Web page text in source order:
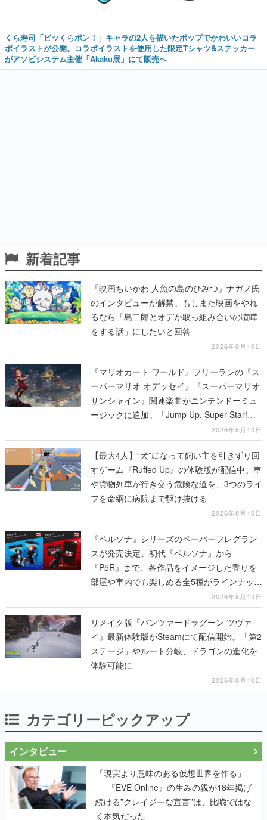
くら寿司「ビッくらポン！」キャラの2人を描いたポップでかわいいコラ
ボイラストが公開。コラボイラストを使用した限定Tシャツ&ステッカー
がアソビシステム主催「Akaku展」にて販売へ
新着記事
『映画ちいかわ 人魚の島のひみつ』ナガノ氏
のインタビューが解禁。もしまた映画をやれ
るなら「島二郎とオデが取っ組み合いの喧嘩
をする話」にしたいと回答
2026年8月10日
『マリオカート ワールド』フリーランの『ス
ーパーマリオ オデッセイ』『スーパーマリオ
サンシャイン』関連楽曲がニンテンドーミュ
ージックに追加。「Jump Up, Super Star!」
「ドルピックタウン」など計14曲が配信
2026年8月10日
【最大4人】“犬”になって飼い主を引きずり回
すゲーム『Ruffed Up』の体験版が配信中。車
や貨物列車が行き交う危険な道を、3つのライ
フを命綱に病院まで駆け抜ける
2026年8月10日
『ペルソナ』シリーズのペーパーフレグラン
スが発売決定。初代『ペルソナ』から
『P5R』まで、各作品をイメージした香りを
部屋や車内でも楽しめる全5種がラインナッ
プ、予約受付は8月17日12時より開始2026年8月10日
リメイク版『パンツァードラグーン ツヴァ
イ』最新体験版がSteamにて配信開始。「第2
ステージ」やルート分岐、ドラゴンの進化を
体験可能に
2026年8月10日
カテゴリーピックアップ
インタビュー
「現実より意味のある仮想世界を作る」
──『EVE Online』の生みの親が18年掲げ
続ける”クレイジーな宣言”は、比喩ではな
く本気だった